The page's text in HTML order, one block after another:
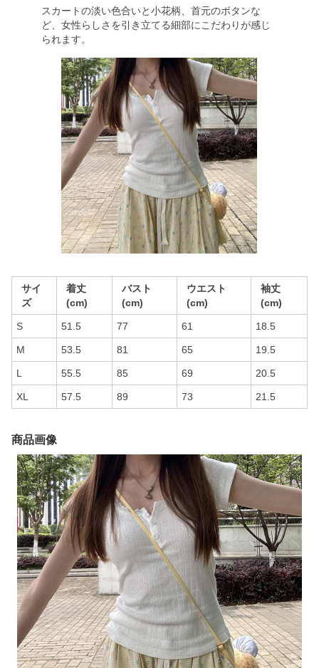
スカートの淡い色合いと小花柄、首元のボタンな
ど、女性らしさを引き立てる細部にこだわりが感じ
られます。
サイ
ズ
着丈
(cm)
バスト
(cm)
ウエスト
(cm)
袖丈
(cm)
S 51.5 77 61 18.5
M 53.5 81 65 19.5
L 55.5 85 69 20.5
XL 57.5 89 73 21.5
商品画像